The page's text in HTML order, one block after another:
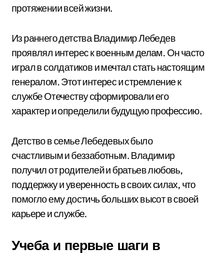
протяжении всей жизни.
Из раннего детства Владимир Лебедев
проявлял интерес к военным делам. Он часто
играл в солдатиков и мечтал стать настоящим
генералом. Этот интерес и стремление к
службе Отечеству сформировали его
характер и определили будущую профессию.
Детство в семье Лебедевых было
счастливым и беззаботным. Владимир
получил от родителей и братьев любовь,
поддержку и уверенность в своих силах, что
помогло ему достичь больших высот в своей
карьере и службе.
Учеба и первые шаги в